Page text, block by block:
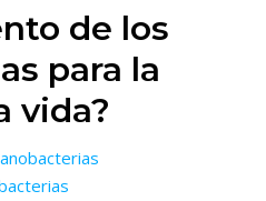
de los
para la
vida?